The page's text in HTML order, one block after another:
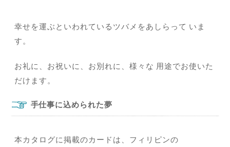
幸せを運ぶといわれているツバメをあしらって いま
す。
お礼に、お祝いに、お別れに、様々な 用途でお使いた
だけます。
手仕事に込められた夢
本カタログに掲載のカードは、フィリピンの